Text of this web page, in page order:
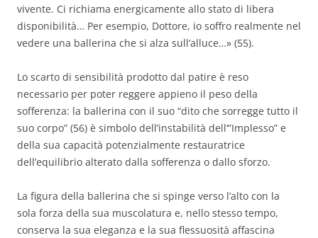
vivente. Ci richiama energicamente allo stato di libera
disponibilità… Per esempio, Dottore, io soffro realmente nel
vedere una ballerina che si alza sull’alluce…» (55).
Lo scarto di sensibilità prodotto dal patire è reso
necessario per poter reggere appieno il peso della
sofferenza: la ballerina con il suo “dito che sorregge tutto il
suo corpo” (56) è simbolo dell’instabilità dell‘”Implesso” e
della sua capacità potenzialmente restauratrice
dell’equilibrio alterato dalla sofferenza o dallo sforzo.
La figura della ballerina che si spinge verso l’alto con la
sola forza della sua muscolatura e, nello stesso tempo,
conserva la sua eleganza e la sua flessuosità affascina